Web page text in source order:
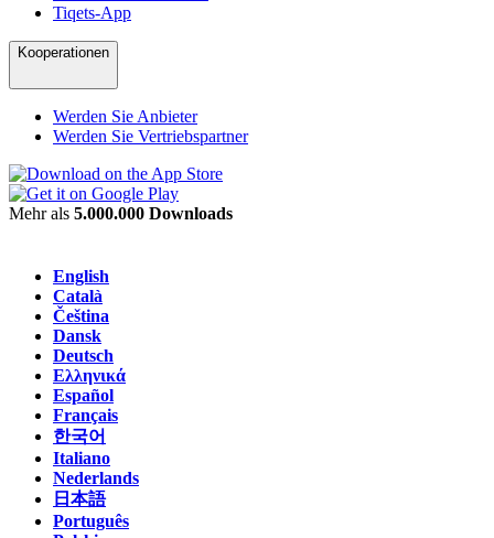
Tiqets-App
Kooperationen
Werden Sie Anbieter
Werden Sie Vertriebspartner
Mehr als 5.000.000 Downloads
English
Català
Čeština
Dansk
Deutsch
Ελληνικά
Español
Français
한국어
Italiano
Nederlands
日本語
Português